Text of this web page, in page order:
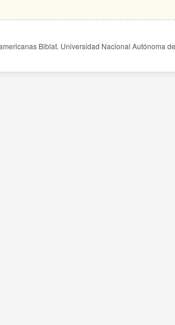
Biblat. Universidad Nacional Autónoma